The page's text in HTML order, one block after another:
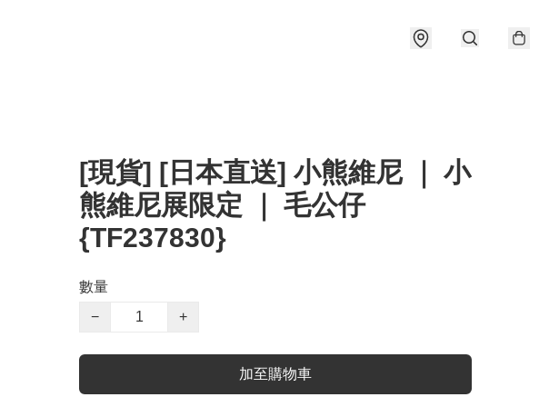
[現貨] [日本直送] 小熊維尼 ｜ 小
熊維尼展限定 ｜ 毛公仔
{TF237830}
數量
−
+
加至購物車